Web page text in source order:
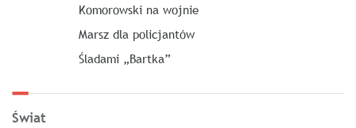
Komorowski na wojnie
Marsz dla policjantów
Śladami „Bartka”
Świat